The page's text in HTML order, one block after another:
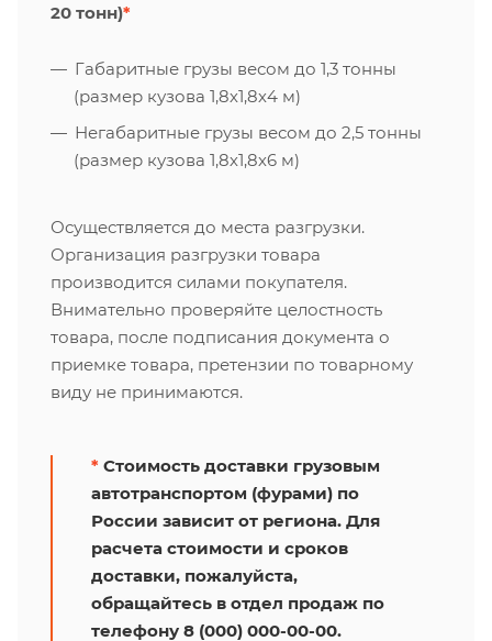
20 тонн)*
Габаритные грузы весом до 1,3 тонны
(размер кузова 1,8х1,8х4 м)
Негабаритные грузы весом до 2,5 тонны
(размер кузова 1,8х1,8х6 м)
Осуществляется до места разгрузки.
Организация разгрузки товара
производится силами покупателя.
Внимательно проверяйте целостность
товара, после подписания документа о
приемке товара, претензии по товарному
виду не принимаются.
* Стоимость доставки грузовым
автотранспортом (фурами) по
России зависит от региона. Для
расчета стоимости и сроков
доставки, пожалуйста,
обращайтесь в отдел продаж по
телефону 8 (000) 000-00-00.